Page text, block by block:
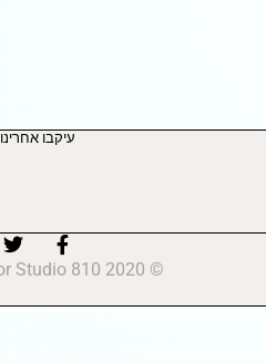
עיקבו אחרינו
© 2020 810 Dance Floor Studio.